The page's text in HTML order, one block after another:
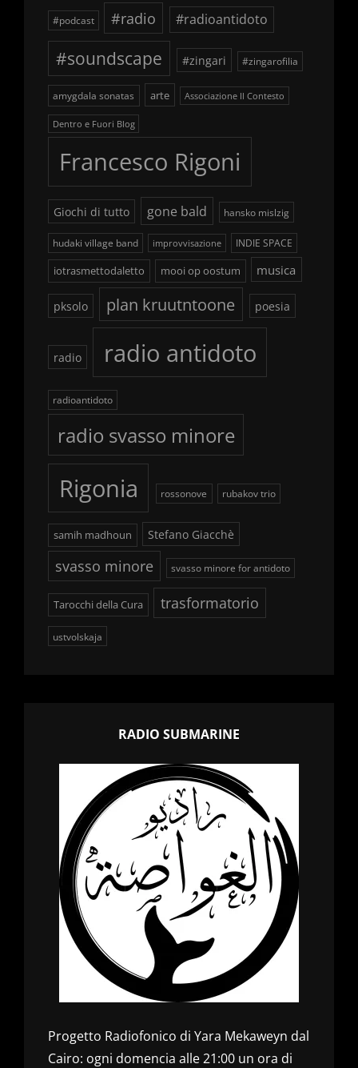
#podcast #radio #radioantidoto
#soundscape #zingari #zingarofilia
amygdala sonatas arte Associazione Il Contesto
Dentro e Fuori Blog
Francesco Rigoni
Giochi di tutto gone bald hansko mislzig
hudaki village band improvvisazione INDIE SPACE
iotrasmettodaletto mooi op oostum musica
pksolo plan kruutntoone poesia
radio radio antidoto
radioantidoto
radio svasso minore
Rigonia rossonove rubakov trio
samih madhoun Stefano Giacchè
svasso minore svasso minore for antidoto
Tarocchi della Cura trasformatorio
ustvolskaja
RADIO SUBMARINE
Progetto Radiofonico di Yara Mekaweyn dal
Cairo: ogni domencia alle 21:00 un ora di